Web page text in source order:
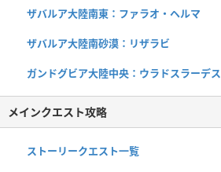
ザバルア大陸南東：ファラオ・ヘルマ
ザバルア大陸南砂漠：リザラビ
ガンドグビア大陸中央：ウラドスラーデス
メインクエスト攻略
ストーリークエスト一覧